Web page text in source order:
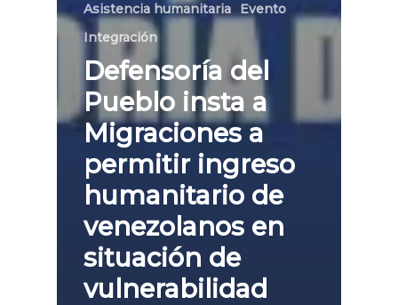
Asistencia humanitaria
Evento
Integración
Defensoría del
Pueblo insta a
Migraciones a
permitir ingreso
humanitario de
venezolanos en
situación de
vulnerabilidad